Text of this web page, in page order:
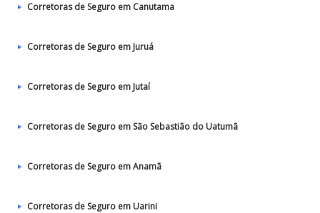
Corretoras de Seguro em Canutama
Corretoras de Seguro em Juruá
Corretoras de Seguro em Jutaí
Corretoras de Seguro em São Sebastião do Uatumã
Corretoras de Seguro em Anamã
Corretoras de Seguro em Uarini